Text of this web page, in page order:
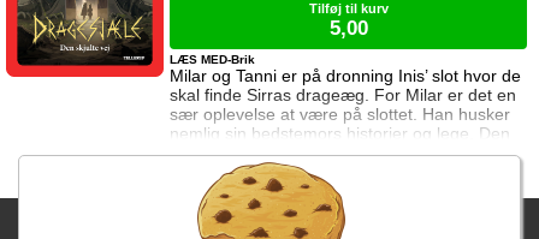
Milar og Tanni er på dronning Inis’ slot hvor de
skal finde Sirras drageæg. For Milar er det en
sær oplevelse at være på slottet. Han husker
nemlig sin bedstemors historier og lege. Den
viden kan han måske bruge til at finde ægget.
Men der lurer mange farer bag slottets mure.
LÆS MED-Brik
Tilføj til kurv
5,00
Fragtgebyret er DKK 59,95 • Fragtgebyret bortfalder ved køb over